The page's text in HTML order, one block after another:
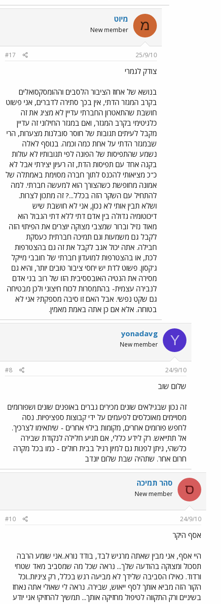
מ מיוט
New member
25/9/10
#17
צודק לגמרי
בנושא של אחוז הציבור הלסבים וההומסקסואלים
בקרב המגזר הדתי, אין בכך סתירה לדברים, אני פשוט
חושבת שהתאטרון החברתי עדיין לא מציג את זה
כלגיטימי בקרב המגזר, ואם במגזר החילוני זה עדיין
מקבל לעיתים תגובות של חוסר סובלנות מצערות, הרי
שבמגזר הדתי על אחת כמה וכמה. בנוסף לאלה
נשמע שהתפיסות של הפונה לפי תגובותיו לא עולות
בקנה אחד עם תפיסות הדת, זה רעיון יצירתי אבל לא
כ"כ מציאותי להכנס לתוך חברה מסוימת באמתלה של
אמונה מחופשת כשהצורך הוא למעשה חברתי. למה
להתחיל עם השקר הזה בכלל...? זה מתכון לצרות.
ושלא תבין אותי לא נכון, אני לא חושבת שיש
דיכוטומיה גדולה בין אדם דתי ללא דתי הגבול הוא
מאוד נזיל וברור שמצבי מצוקה יוצרים את הפיתוי הזה
לקבל גם משמעות וגם תמיכה חברתית כעסקת
חבילה. אתה יכול אגב לקבל את זה גם בהצטרפות
לכת, או בהצטרפות למועדון חברתי של חובבי מייקל
ג'קסון. פשוט לדת יש יחסי ציבור טובים יותר, והיא גם
מסירה את הנטיה האובססיבית הזו של רוב בני אדם
לנבירה עצמית- בהתמסרות לכוח חיצוני ולכן מבטיחה
גם שקט נפשי. אבל האם זו סיבה מספקת? אני לא
בטוחה. אלא אם כן אתה באמת מאמין.
Y
yonadavg
New member
24/9/10
#8
שלום שוב
זה נכון שבגילאים שונים מכירים גברים באופנים שונים ושפורומים
מסויימים מאוכלסים לפעמים על ידי קבוצות ספציפיות. נסה
לחפש פורומים אחרים, מקומות בילוי אחרים - שיתאימו לצרכיך.
אל תתייאש. רק לידע כללי, אם תגיע חלילה לנקודת שבירה
כלשהי, ניתן לפנות גם למיון רגיל בבית חולים - כמו בכל מקרה
חרום אחר. שתהיה שבת שלום יונדב
ס סהר תמיכה
New member
24/9/10
#10
אסף היקר
היי אסף, אני מבין שאתה מרגיש לבד, בודד נורא..אני שומע הרבה
תסכול ומצוקה בהודעה שלך... נראה שכל מה שמסביב מאד שטחי
ורדוד. כאילו הסביבה שלידך לא מביעה רגש בכלל, רק ציניות..וכל
הקור הזה מביא אותך לסף ייאוש, שבירה. נראה לי שאולי אתה נאחז
בשיניים ורק התקווה לטיפול מחזיקה אותך... תמשיך להחזיק! אני יודע